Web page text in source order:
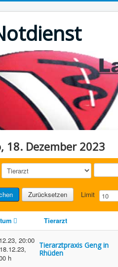
18. Dezember 2023
Zurücksetzen Limit
Tierarzt
, 20:00
18.12.23,
h
Tierarztpraxis Geng in
Rhüden